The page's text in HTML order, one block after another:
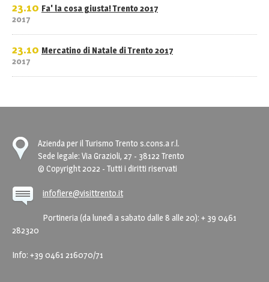
23.10
2017
Fa' la cosa giusta! Trento 2017
23.10
2017
Mercatino di Natale di Trento 2017
Azienda per il Turismo Trento s.cons.a r.l.
Sede legale: Via Grazioli, 27 - 38122 Trento
© Copyright 2022 - Tutti i diritti riservati
infofiere@visittrento.it
Portineria (da lunedì a sabato dalle 8 alle 20): + 39 0461
282320
Info: +39 0461 216070/71